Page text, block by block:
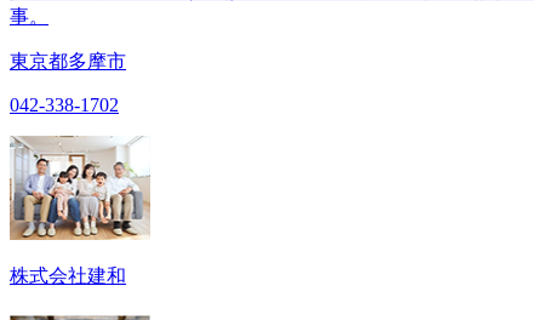
事。
東京都多摩市
042-338-1702
株式会社建和